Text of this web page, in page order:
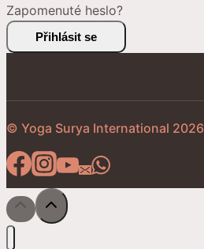
Zapomenuté heslo?
Přihlásit se
© Yoga Surya International 2026